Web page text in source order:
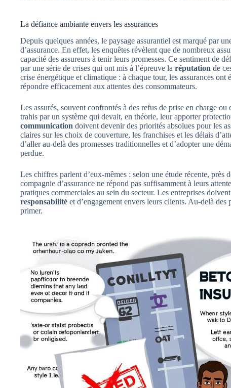
La défiance ambiante envers les assurances
Depuis quelques années, le paysage assurantiel est marqué par
d’assurance. En effet, les enquêtes révèlent que de nombreux
capacité des assureurs à tenir leurs promesses. Ce sentiment de
par une série de crises qui ont mis à l’épreuve la réputation de
crise énergétique et climatique : à chaque tour, les assurances ont
répondre efficacement aux attentes des consommateurs.
Les assurés, souvent confrontés à des refus de prise en charge
trahis par un système qui devait, en théorie, leur apporter
communication doivent devenir des priorités absolues pour les
claires sur les choix de couverture, les franchises et les délais
d’aller au-delà des promesses traditionnelles et d’adopter une
perdue.
Les chiffres parlent d’eux-mêmes : selon une étude récente, près
compagnie d’assurance ne répond pas suffisamment à leurs
pratiques commerciales au sein du secteur. Les entreprises
responsabilité et d’engagement envers leurs clients. Au-delà
primer.